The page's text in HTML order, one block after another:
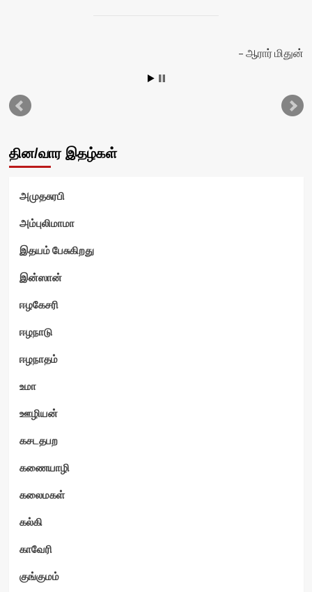
ஆரார் மிதுன்
தின/வார இதழ்கள்
அமுதசுரபி
அம்புலிமாமா
இதயம் பேசுகிறது
இன்ஸான்
ஈழகேசரி
ஈழநாடு
ஈழநாதம்
உமா
ஊழியன்
கசடதபற
கணையாழி
கலைமகள்
கல்கி
காவேரி
குங்குமம்